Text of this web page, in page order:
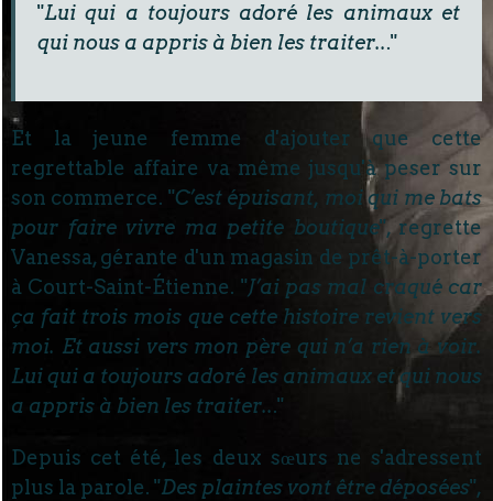
"Lui qui a toujours adoré les animaux et
qui nous a appris à bien les traiter..."
Et la jeune femme d'ajouter que cette
regrettable affaire va même jusqu'à peser sur
son commerce. "C’est épuisant, moi qui me bats
pour faire vivre ma petite boutique", regrette
Vanessa, gérante d'un magasin de prêt-à-porter
à Court-Saint-Étienne. "J’ai pas mal craqué car
ça fait trois mois que cette histoire revient vers
moi. Et aussi vers mon père qui n’a rien à voir.
Lui qui a toujours adoré les animaux et qui nous
a appris à bien les traiter..."
Depuis cet été, les deux sœurs ne s'adressent
plus la parole. "Des plaintes vont être déposées",